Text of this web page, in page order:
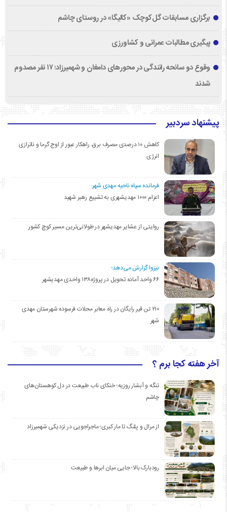
برگزاری مسابقات گل‌کوچک «کالیگا» در روستای چاشم
پیگیری مطالبات عمرانی و کشاورزی
وقوع دو سانحه رانندگی در محورهای دامغان و شهمیرزاد؛ ۱۷ نفر مصدوم
شدند
پیشنهاد سردبیر
کاهش ۱۰ درصدی مصرف برق، راهکار عبور از اوج گرما و ناترازی
انرژی
فرمانده سپاه ناحیه مهدی شهر:
اعزام ۱۰۰۰ مهدیشهری به تشییع رهبر شهید
روایتی از عشایر مهدیشهر در طولانی‌ترین مسیر کوچ کشور
نیزوا گزارش می‌دهد؛
۶۶ واحد آماده تحویل در پروژه۱۳۸ واحدی مهدیشهر
۲۱۰ تن قیر رایگان در راه معابر محلات فرسوده شهرستان مهدی
شهر
آخر هفته کجا برم ؟
تنگه و آبشار روزیه؛ خنکای ناب طبیعت در دل کوهستان‌های
چاشم
از مرال و پلنگ تا مار کبری؛ ماجراجویی در نزدیکی شهمیرزاد
رودبارک بالا؛ جایی میان ابرها و طبیعت